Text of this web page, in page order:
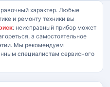
характер. Любые
и ремонту техники вы
: неисправный прибор может
а самостоятельное
Мы рекомендуем
специалистам сервисного